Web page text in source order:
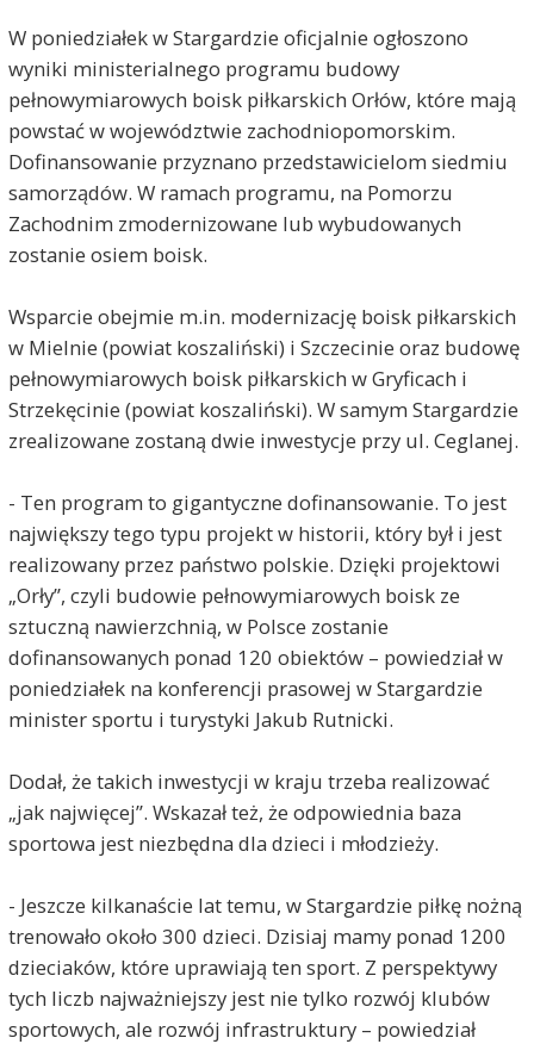
W poniedziałek w Stargardzie oficjalnie ogłoszono
wyniki ministerialnego programu budowy
pełnowymiarowych boisk piłkarskich Orłów, które mają
powstać w województwie zachodniopomorskim.
Dofinansowanie przyznano przedstawicielom siedmiu
samorządów. W ramach programu, na Pomorzu
Zachodnim zmodernizowane lub wybudowanych
zostanie osiem boisk.
Wsparcie obejmie m.in. modernizację boisk piłkarskich
w Mielnie (powiat koszaliński) i Szczecinie oraz budowę
pełnowymiarowych boisk piłkarskich w Gryficach i
Strzekęcinie (powiat koszaliński). W samym Stargardzie
zrealizowane zostaną dwie inwestycje przy ul. Ceglanej.
- Ten program to gigantyczne dofinansowanie. To jest
największy tego typu projekt w historii, który był i jest
realizowany przez państwo polskie. Dzięki projektowi
„Orły”, czyli budowie pełnowymiarowych boisk ze
sztuczną nawierzchnią, w Polsce zostanie
dofinansowanych ponad 120 obiektów – powiedział w
poniedziałek na konferencji prasowej w Stargardzie
minister sportu i turystyki Jakub Rutnicki.
Dodał, że takich inwestycji w kraju trzeba realizować
„jak najwięcej”. Wskazał też, że odpowiednia baza
sportowa jest niezbędna dla dzieci i młodzieży.
- Jeszcze kilkanaście lat temu, w Stargardzie piłkę nożną
trenowało około 300 dzieci. Dzisiaj mamy ponad 1200
dzieciaków, które uprawiają ten sport. Z perspektywy
tych liczb najważniejszy jest nie tylko rozwój klubów
sportowych, ale rozwój infrastruktury – powiedział